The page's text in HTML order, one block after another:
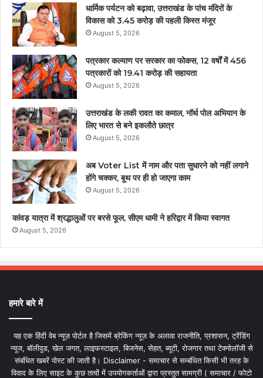
धार्मिक पर्यटन को बढ़ावा, उत्तराखंड के पांच मंदिरों के
विकास को 3.45 करोड़ की पहली किस्त मंजूर
August 5, 2026
पत्रकार कल्याण पर सरकार का फोकस, 12 वर्षों में 456
पत्रकारों को 19.41 करोड़ की सहायता
August 5, 2026
उत्तराखंड के लकी रावत का कमाल, नॉर्थ पोल अभियान के
लिए भारत से बने इकलौते छात्र
August 5, 2026
अब Voter List में नाम और पता सुधारने को नहीं लगाने
होंगे चक्कर, बूथ पर ही हो जाएगा काम
August 5, 2026
कांवड़ यात्रा में श्रद्धालुओं पर बरसे फूल, सीएम धामी ने हरिद्वार में किया स्वागत
August 5, 2026
हमारे बारे में
यह एक हिंदी वेब न्यूज़ पोर्टल है जिसमें ब्रेकिंग न्यूज़ के अलावा राजनीति, प्रशासन, ट्रेंडिंग
न्यूज, बॉलीवुड, खेल जगत, लाइफस्टाइल, बिजनेस, सेहत, ब्यूटी, रोजगार तथा टेक्नोलॉजी से
संबंधित खबरें पोस्ट की जाती है। Disclaimer - समाचार से सम्बंधित किसी भी तरह के
विवाद के लिए साइट के कुछ तत्वों में उपयोगकर्ताओं द्वारा प्रस्तुत सामग्री ( समाचार / फोटो